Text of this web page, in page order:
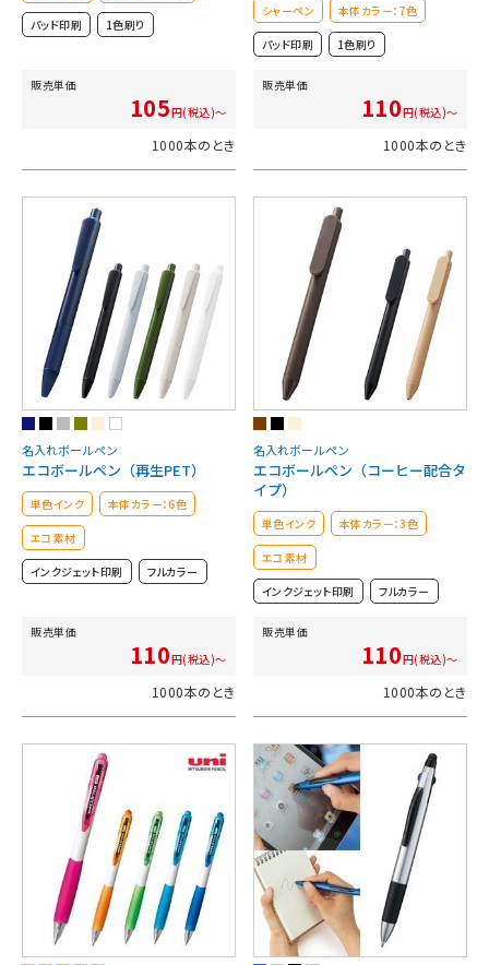
パッド印刷 1色刷り
販売単価
105円(税込)～
1000本のとき
シャーペン 本体カラー：7色
パッド印刷 1色刷り
販売単価
110円(税込)～
1000本のとき
名入れボールペン
エコボールペン（再生PET）
単色インク 本体カラー：6色
エコ素材
インクジェット印刷 フルカラー
販売単価
110円(税込)～
1000本のとき
名入れボールペン
エコボールペン（コーヒー配合タ
イプ）
単色インク 本体カラー：3色
エコ素材
インクジェット印刷 フルカラー
販売単価
110円(税込)～
1000本のとき